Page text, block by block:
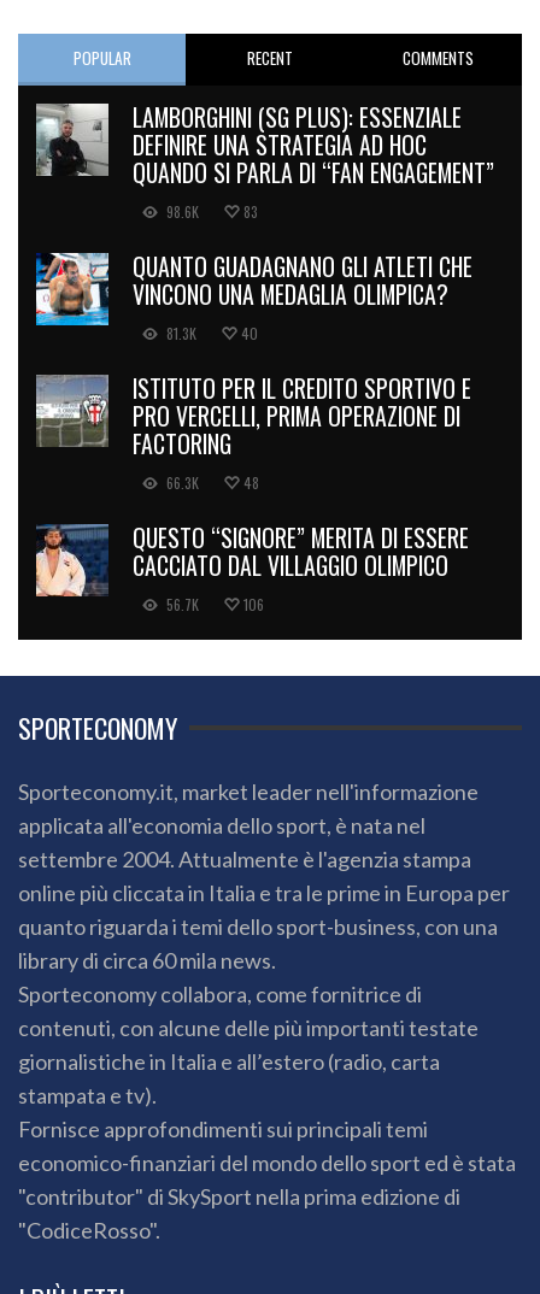
POPULAR RECENT COMMENTS
LAMBORGHINI (SG PLUS): ESSENZIALE
DEFINIRE UNA STRATEGIA AD HOC
QUANDO SI PARLA DI “FAN ENGAGEMENT”
98.6K 83
QUANTO GUADAGNANO GLI ATLETI CHE
VINCONO UNA MEDAGLIA OLIMPICA?
81.3K 40
ISTITUTO PER IL CREDITO SPORTIVO E
PRO VERCELLI, PRIMA OPERAZIONE DI
FACTORING
66.3K 48
QUESTO “SIGNORE” MERITA DI ESSERE
CACCIATO DAL VILLAGGIO OLIMPICO
56.7K 106
SPORTECONOMY
Sporteconomy.it, market leader nell'informazione
applicata all'economia dello sport, è nata nel
settembre 2004. Attualmente è l'agenzia stampa
online più cliccata in Italia e tra le prime in Europa per
quanto riguarda i temi dello sport-business, con una
library di circa 60 mila news.
Sporteconomy collabora, come fornitrice di
contenuti, con alcune delle più importanti testate
giornalistiche in Italia e all’estero (radio, carta
stampata e tv).
Fornisce approfondimenti sui principali temi
economico-finanziari del mondo dello sport ed è stata
"contributor" di SkySport nella prima edizione di
"CodiceRosso".